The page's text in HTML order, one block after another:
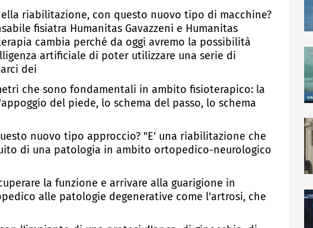
riabilitazione, con questo nuovo tipo di macchine?
fisiatra Humanitas Gavazzeni e Humanitas
cambia perché da oggi avremo la possibilità
artificiale di poter utilizzare una serie di
dei
che sono fondamentali in ambito fisioterapico: la
del piede, lo schema del passo, lo schema
nuovo tipo approccio? "E' una riabilitazione che
di una patologia in ambito ortopedico-neurologico
la funzione e arrivare alla guarigione in
alle patologie degenerative come l'artrosi, che